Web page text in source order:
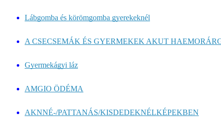
Lábgomba és körömgomba gyerekeknél
A CSECSEMÁK ÉS GYERMEKEK AKUT
Gyermekágyi láz
AMGIO ÖDÉMA
AKNNÉ-/PATTANÁS/KISDEDEKNÉLKÉPEKBEN